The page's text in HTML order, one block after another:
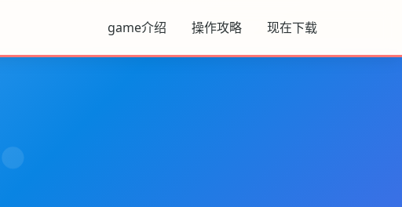
game介绍 操作攻略 现在下载